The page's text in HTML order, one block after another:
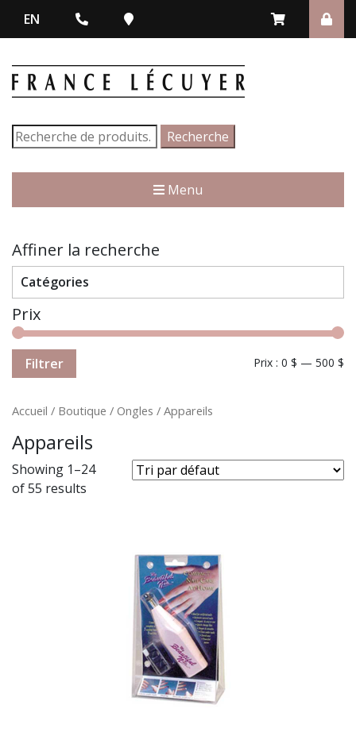
EN
Recherche
pour :
Recherche
Menu
Affiner la recherche
Catégories
Prix
Filtrer Prix : 0 $ — 500 $
Accueil / Boutique / Ongles / Appareils
Appareils
Showing 1–24
of 55 results